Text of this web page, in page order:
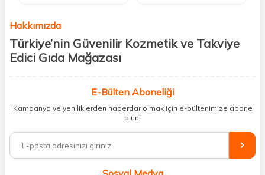
Hakkımızda
Türkiye’nin Güvenilir Kozmetik ve Takviye
Edici Gıda Mağazası
kişisel bakım hem de takviye edici gıda ürünlerini sizlerle
buluşturuyoruz. Artık mağaza mağaza dolaşmanıza gerek yok;
ihtiyacınız olan her şeyi tek bir çatı altında topluyor ve kapınıza kadar
%100 orijinal kozmetik ve sağlık ürünleriyle güzelliğinizi tamamlayabilir,
vücudunuzu desteklemek için güvenilir takviye edici gıdalara
E-Bülten Aboneliği
Kampanya ve yeniliklerden haberdar olmak için e-bültenimize abone
olun!